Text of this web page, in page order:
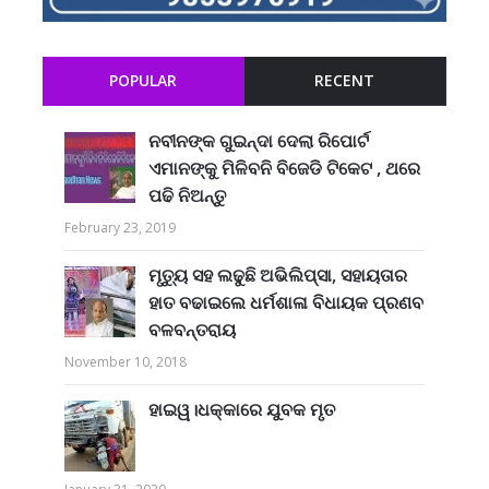
POPULAR RECENT
ନବୀନଙ୍କ ଗୁଇନ୍ଦା ଦେଲା ରିପୋର୍ଟ
ଏମାନଙ୍କୁ ମିଳିବନି ବିଜେଡି ଟିକେଟ , ଥରେ
ପଢି ନିଅନ୍ତୁ
February 23, 2019
ମୃତ୍ୟୁ ସହ ଲଢୁଛି ଅଭିଲିପ୍ସା, ସହାୟତାର
ହାତ ବଢାଇଲେ ଧର୍ମଶାଳା ବିଧାୟକ ପ୍ରଣବ
ବଳବନ୍ତରାୟ
November 10, 2018
ହାଇୱ।ଧକ୍କାରେ ଯୁବକ ମୃତ